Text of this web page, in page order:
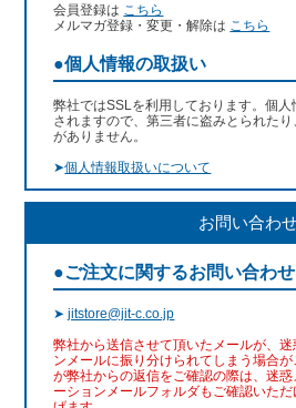
会員登録は こちら
メルマガ登録・変更・解除は こちら
●個人情報の取扱い
弊社ではSSLを利用しております。個
されますので、第三者に盗みとられた
がありません。
➤個人情報取扱いについて
お問い合わ
●ご注文に関するお問い合わせ
➤jitstore@jit-c.co.jp
弊社から送信させて頂いたメールが、
ンメールに振り分けられてしまう場合
が弊社からの返信をご確認の際は、迷
ーションメールフォルダもご確認いた